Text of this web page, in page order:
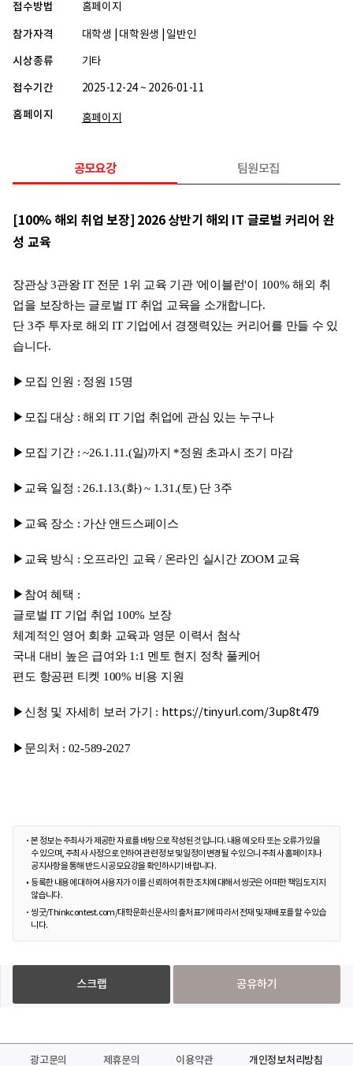
접수방법 홈페이지
참가자격 대학생 | 대학원생 | 일반인
시상종류 기타
접수기간 2025-12-24 ~ 2026-01-11
홈페이지 홈페이지
공모요강 팀원모집
[100% 해외 취업 보장] 2026 상반기 해외 IT 글로벌 커리어 완
성 교육
장관상 3관왕 IT 전문 1위 교육 기관 '에이블런'이 100% 해외 취
업을 보장하는 글로벌 IT 취업 교육을 소개합니다.
단 3주 투자로 해외 IT 기업에서 경쟁력있는 커리어를 만들 수 있
습니다.
▶모집 인원 : 정원 15명
▶모집 대상 : 해외 IT 기업 취업에 관심 있는 누구나
▶모집 기간 : ~26.1.11.(일)까지 *정원 초과시 조기 마감
▶교육 일정 : 26.1.13.(화) ~ 1.31.(토) 단 3주
▶교육 장소 : 가산 앤드스페이스
▶교육 방식 : 오프라인 교육 / 온라인 실시간 ZOOM 교육
▶참여 혜택 :
글로벌 IT 기업 취업 100% 보장
체계적인 영어 회화 교육과 영문 이력서 첨삭
국내 대비 높은 급여와 1:1 멘토 현지 정착 풀케어
편도 항공편 티켓 100% 비용 지원
▶신청 및 자세히 보러 가기 : https://tinyurl.com/3up8t479
▶문의처 : 02-589-2027
본 정보는 주최사가 제공한 자료를 바탕으로 작성된 것입니다. 내용에 오타 또는 오류가 있을
수 있으며, 주최사 사정으로 인하여 관련 정보 및 일정이 변경될 수 있으니 주최사 홈페이지나
공지사항을 통해 반드시 공모요강을 확인하시기 바랍니다.
등록한 내용에 대하여 사용자가 이를 신뢰하여 취한 조치에 대해서 씽굿은 어떠한 책임도 지지
않습니다.
씽굿/Thinkcontest.com/대학문화신문사의 출처표기에 따라서 전재 및 재배포를 할 수 있습
니다.
스크랩 공유하기
광고문의 제휴문의 이용약관 개인정보처리방침